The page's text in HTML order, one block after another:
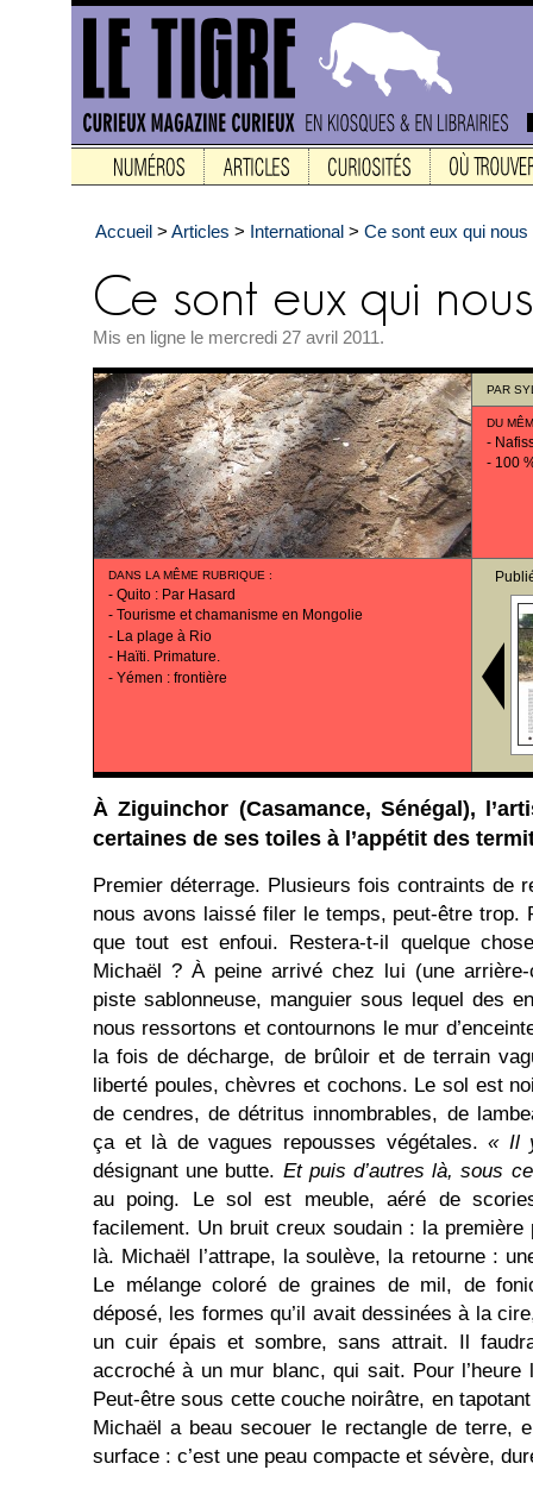
Accueil > Articles > International > Ce sont eux qui nous
Mis en ligne le mercredi 27 avril 2011.
PAR
DU
-
- 100
DANS LA MÊME RUBRIQUE :
- Quito : Par Hasard
- Tourisme et chamanisme en Mongolie
- La plage à Rio
- Haïti. Primature.
- Yémen : frontière
À Ziguinchor (Casamance, Sénégal),
certaines de ses toiles à l’appétit des
Premier déterrage. Plusieurs fois contraints de
nous avons laissé filer le temps, peut-être trop.
que tout est enfoui. Restera-t-il quelque
Michaël ? À peine arrivé chez lui (une arrière-
piste sablonneuse, manguier sous lequel des
nous ressortons et contournons le mur
la fois de décharge, de brûloir et de terrain
liberté poules, chèvres et cochons. Le sol est
de cendres, de détritus innombrables, de
ça et là de vagues repousses végétales.« Il
désignant une butte. Et puis d’autres là, sous
au poing. Le sol est meuble, aéré de
facilement. Un bruit creux soudain : la première
là. Michaël l’attrape, la soulève, la retourne :
Le mélange coloré de graines de mil, de
déposé, les formes qu’il avait dessinées à la
un cuir épais et sombre, sans attrait. Il
accroché à un mur blanc, qui sait. Pour l’heure
Peut-être sous cette couche noirâtre, en
Michaël a beau secouer le rectangle de terre,
surface : c’est une peau compacte et sévère,